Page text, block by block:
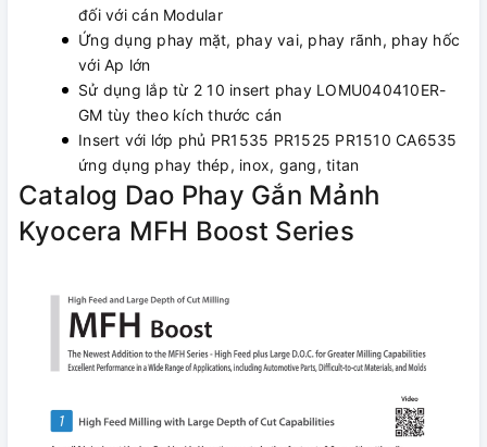
đối với cán Modular
Ứng dụng phay mặt, phay vai, phay rãnh, phay hốc
với Ap lớn
Sử dụng lắp từ 2 10 insert phay LOMU040410ER-
GM tùy theo kích thước cán
Insert với lớp phủ PR1535 PR1525 PR1510 CA6535
ứng dụng phay thép, inox, gang, titan
Catalog Dao Phay Gắn Mảnh
Kyocera MFH Boost Series